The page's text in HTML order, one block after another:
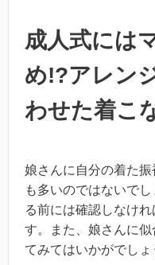
成人式には
め!?アレン
わせた着こ
娘さんに自分の着た
も多いのではないで
る前には確認しなけ
す。また、娘さんに
てみてはいかがでし